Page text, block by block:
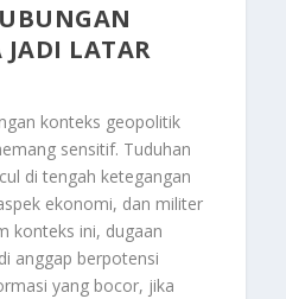
LATAR
konteks geopolitik
sensitif. Tuduhan
di tengah ketegangan
ekonomi, dan militer
konteks ini, dugaan
anggap berpotensi
yang bocor, jika